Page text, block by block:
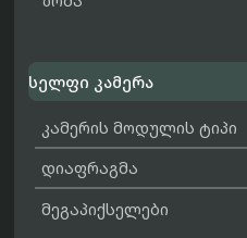
სელფი კამერა
კამერის მოდულის ტიპი
დიაფრაგმა
მეგაპიქსელები